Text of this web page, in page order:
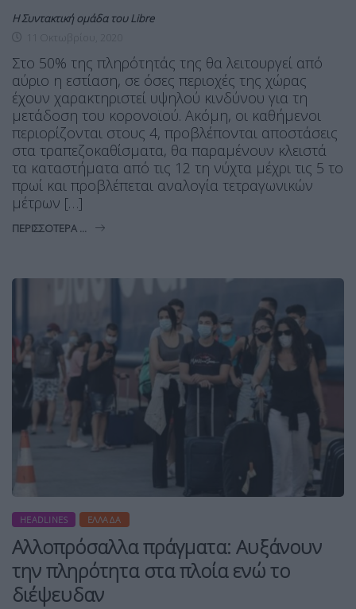
Η Συντακτική ομάδα του Libre
11 Οκτωβρίου, 2020
Στο 50% της πληρότητάς της θα λειτουργεί από
αύριο η εστίαση, σε όσες περιοχές της χώρας
έχουν χαρακτηριστεί υψηλού κινδύνου για τη
μετάδοση του κορονοϊού. Ακόμη, οι καθήμενοι
περιορίζονται στους 4, προβλέπονται αποστάσεις
στα τραπεζοκαθίσματα, θα παραμένουν κλειστά
τα καταστήματα από τις 12 τη νύχτα μέχρι τις 5 το
πρωί και προβλέπεται αναλογία τετραγωνικών
μέτρων […]
ΠΕΡΙΣΣΌΤΕΡΑ ...
HEADLINES ΕΛΛΆΔΑ
Αλλοπρόσαλλα πράγματα: Αυξάνουν
την πληρότητα στα πλοία ενώ το
διέψευδαν